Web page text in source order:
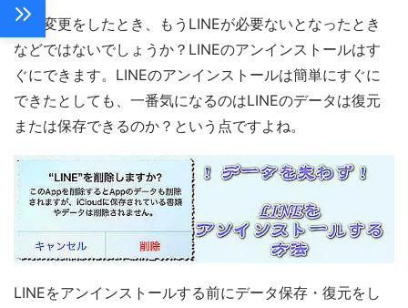
機種変更をしたとき、もうLINEが必要ないとなったとき
などではないでしょうか？LINEのアンインストールはす
ぐにできます。LINEのアンインストールは簡単にすぐに
できたとしても、一番気になるのはLINEのデータは復元
または保存できるのか？という点ですよね。
LINEをアンインストールする前にデータ保存・復元をし